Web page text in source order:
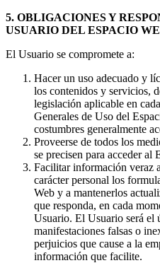
5. OBLIGACIONES Y
USUARIO DEL ESPACIO
El Usuario se compromete a:
Hacer un uso adecuado y
los contenidos y servicios,
legislación aplicable en
Generales de Uso del
costumbres generalmente
Proveerse de todos los
se precisen para acceder al
Facilitar información veraz
carácter personal los
Web y a mantenerlos
que responda, en cada
Usuario. El Usuario será el
manifestaciones falsas o
perjuicios que cause a la
información que facilite.